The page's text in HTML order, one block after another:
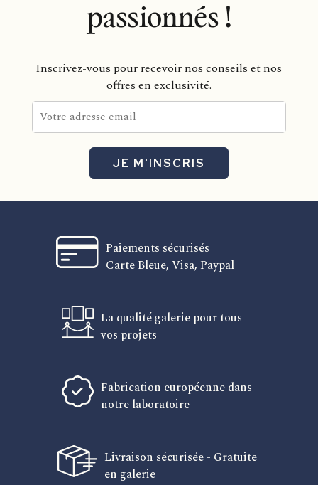
passionnés !
Inscrivez-vous pour recevoir nos conseils et nos
offres en exclusivité.
JE M'INSCRIS
Paiements sécurisés
Carte Bleue, Visa, Paypal
La qualité galerie pour tous
vos projets
Fabrication européenne dans
notre laboratoire
Livraison sécurisée - Gratuite
en galerie